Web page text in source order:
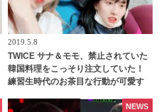
2019.5.8
TWICE サナ＆モモ、禁止されていた
韓国料理をこっそり注文していた！
練習生時代のお茶目な行動が可愛す
NEWS